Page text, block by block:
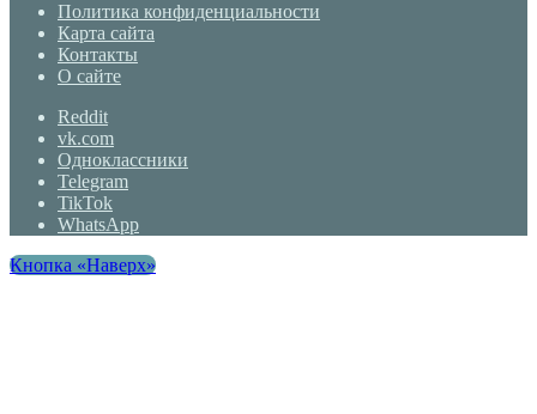
Политика конфиденциальности
Карта сайта
Контакты
О сайте
Reddit
vk.com
Одноклассники
Telegram
TikTok
WhatsApp
Кнопка «Наверх»